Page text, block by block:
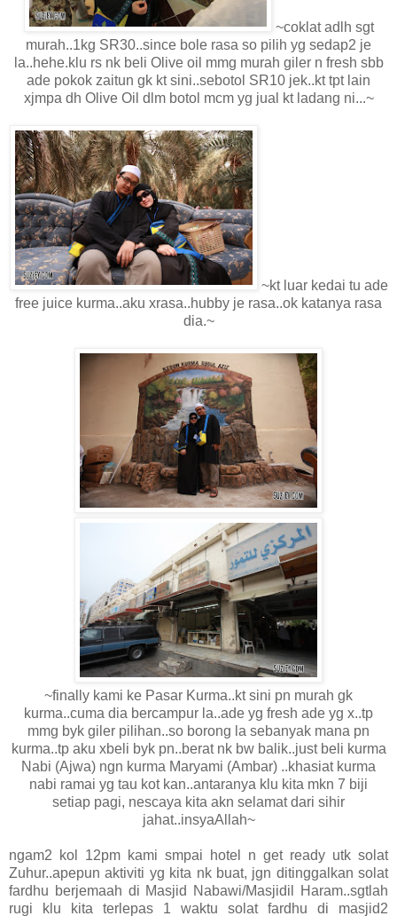
~coklat adlh sgt
murah..1kg SR30..since bole rasa so pilih yg sedap2 je
la..hehe.klu rs nk beli Olive oil mmg murah giler n fresh sbb
ade pokok zaitun gk kt sini..sebotol SR10 jek..kt tpt lain
xjmpa dh Olive Oil dlm botol mcm yg jual kt ladang ni...~
~kt luar kedai tu ade
free juice kurma..aku xrasa..hubby je rasa..ok katanya rasa
dia.~
~finally kami ke Pasar Kurma..kt sini pn murah gk
kurma..cuma dia bercampur la..ade yg fresh ade yg x..tp
mmg byk giler pilihan..so borong la sebanyak mana pn
kurma..tp aku xbeli byk pn..berat nk bw balik..just beli kurma
Nabi (Ajwa) ngn kurma Maryami (Ambar) ..khasiat kurma
nabi ramai yg tau kot kan..antaranya klu kita mkn 7 biji
setiap pagi, nescaya kita akn selamat dari sihir
jahat..insyaAllah~
ngam2 kol 12pm kami smpai hotel n get ready utk solat
Zuhur..apepun aktiviti yg kita nk buat, jgn ditinggalkan solat
fardhu berjemaah di Masjid Nabawi/Masjidil Haram..sgtlah
rugi klu kita terlepas 1 waktu solat fardhu di masjid2